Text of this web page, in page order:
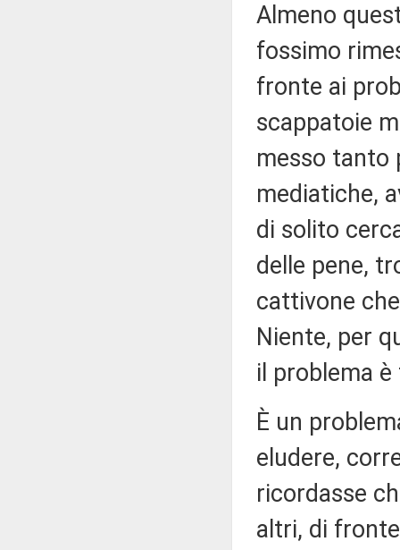
Almeno
fossimo
fronte ai
scappatoie
messo tanto
mediatiche,
di solito
delle pene,
cattivone
Niente, per
il problema
È un
eludere,
ricordasse
altri, di